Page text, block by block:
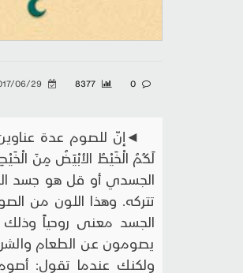
0
8377
◄إنّ للصوم عدة
الجسدي أو قل هو جسد
تتركه. وهذا اللون من
الجسد معنى روحياً
يصومون عن الطعام
ولكنك عندما تقول: